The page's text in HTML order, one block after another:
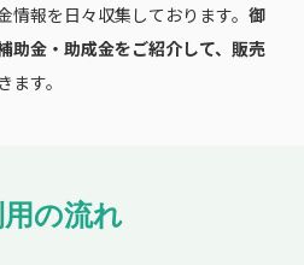
報を日々収集しております。 御
助金・助成金をご紹介して、販売
ます。
の流れ